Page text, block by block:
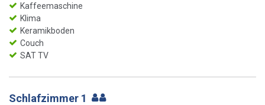
Kaffeemaschine
Klima
Keramikboden
Couch
SAT TV
Schlafzimmer 1